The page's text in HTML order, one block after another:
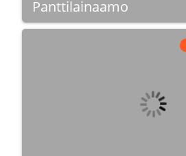
Panttilainaamo